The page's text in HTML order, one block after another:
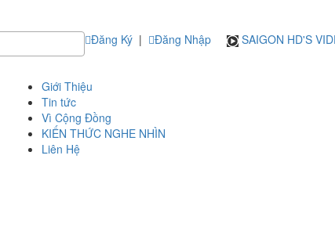
Đăng Ký | Đăng Nhập SAIGON HD'S
Giới Thiệu
Tin tức
Vì Cộng Đồng
KIẾN THỨC NGHE NHÌN
Liên Hệ